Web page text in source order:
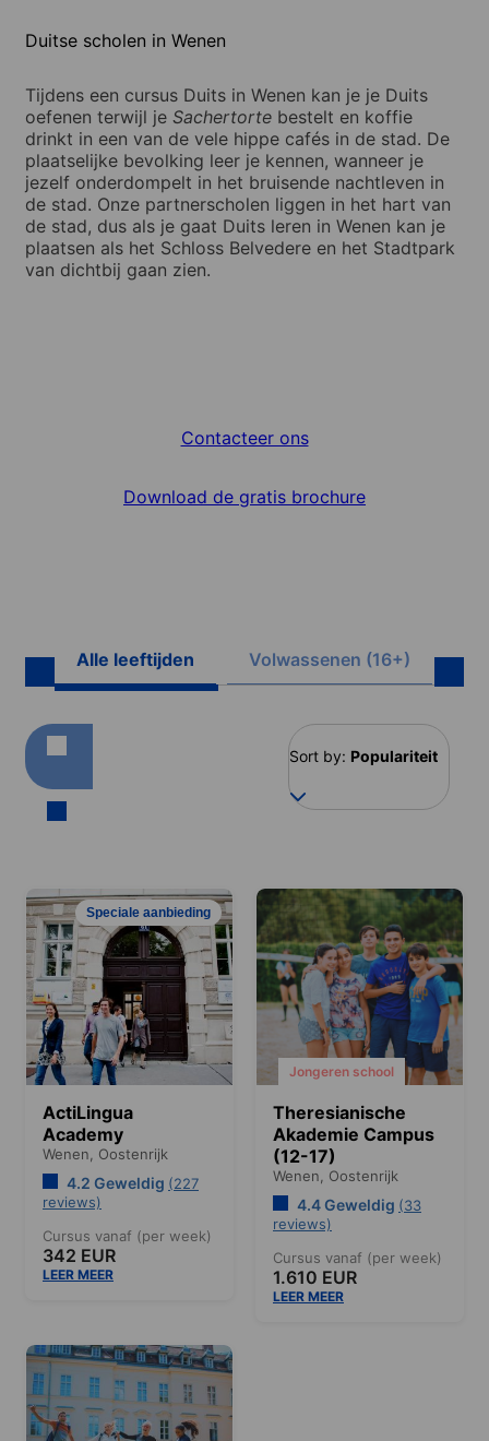
Duitse scholen in Wenen
Tijdens een cursus Duits in Wenen kan je je Duits
oefenen terwijl je Sachertorte bestelt en koffie
drinkt in een van de vele hippe cafés in de stad. De
plaatselijke bevolking leer je kennen, wanneer je
jezelf onderdompelt in het bruisende nachtleven in
de stad. Onze partnerscholen liggen in het hart van
de stad, dus als je gaat Duits leren in Wenen kan je
plaatsen als het Schloss Belvedere en het Stadtpark
van dichtbij gaan zien.
Contacteer ons
Download de gratis brochure
Alle leeftijden Volwassenen (16+)
Sort by: Populariteit
Speciale aanbieding
ActiLingua
Academy
Wenen, Oostenrijk
4.2 Geweldig (227
reviews)
Cursus vanaf (per week)
342 EUR
LEER MEER
Jongeren school
Theresianische
Akademie Campus
(12-17)
Wenen, Oostenrijk
4.4 Geweldig (33
reviews)
Cursus vanaf (per week)
1.610 EUR
LEER MEER